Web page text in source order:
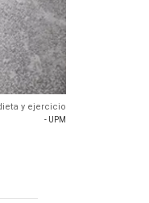
y ejercicio
- UPM